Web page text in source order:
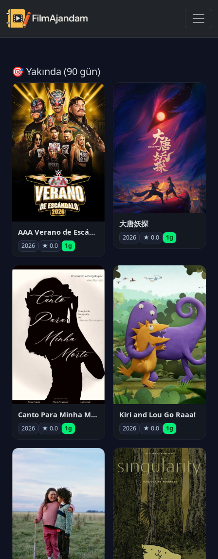
🎯 Yakında (90 gün)
AAA Verano de Escándalo 2026 - Week 3
2026 ★ 0.0 1g
大唐妖探
2026 ★ 0.0 1g
Canto Para Minha Morte
2026 ★ 0.0 1g
Kiri and Lou Go Raaa!
2026 ★ 0.0 1g